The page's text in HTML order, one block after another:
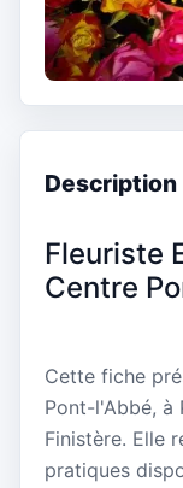
Description
Fleuriste
Centre
Cette fiche
Pont-l'Abbé, à
Finistère. Elle
pratiques